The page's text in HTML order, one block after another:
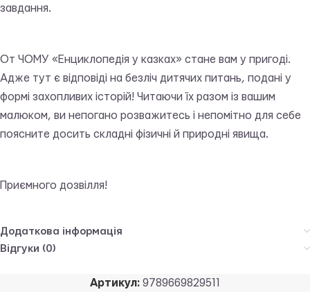
завдання.
От ЧОМУ «Енциклопедія у казках» стане вам у пригоді.
Адже тут є відповіді на безліч дитячих питань, подані у
формі захопливих історій! Читаючи їх разом із вашим
малюком, ви непогано розважитесь і непомітно для себе
поясните досить складні фізичні й природні явища.
Приємного дозвілля!
Додаткова інформація
Відгуки (0)
Артикул: 9789669829511